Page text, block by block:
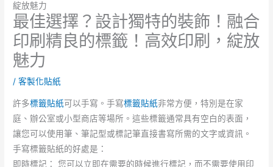
綻放魅力
最佳選擇？設計獨特的裝飾！融合
印刷精良的標籤！高效印刷，綻放
魅力
/客製化貼紙
許多標籤貼紙可以手寫。手寫標籤貼紙非常方便，特別是在家
庭、辦公室或小型商店等場所。這些標籤通常具有空白的表面，
讓您可以使用筆、筆記型或標記筆直接書寫所需的文字或資訊。
手寫標籤貼紙的好處是：
即時標記： 您可以立即在需要的時候進行標記，而不需要使用印